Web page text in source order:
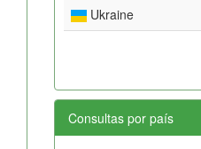
Ukraine
Consultas por país